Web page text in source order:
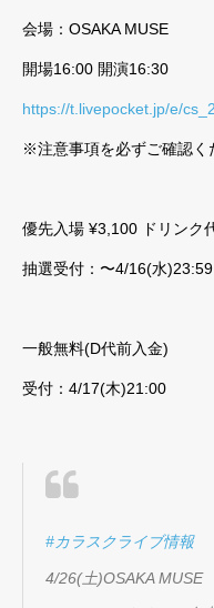
会場：OSAKA MUSE
開場16:00 開演16:30
https://t.livepocket.jp/e/
※注意事項を必ずご確認く
優先入場 ¥3,100 ドリンク
抽選受付：〜4/16(水
一般無料(D代前入金)
受付：4/17(木)21:00
#カラスクライブ情報
4/26(土)OSAKA MUSE